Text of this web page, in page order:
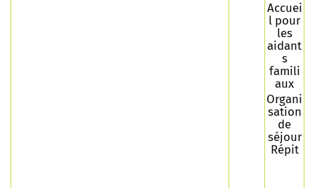
Accuei
l pour
les
aidant
s
famili
aux
Organi
sation
de
séjour
Répit